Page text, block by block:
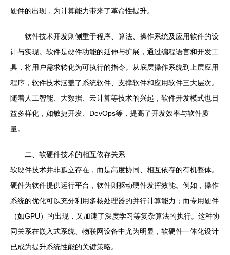
硬件的出现，为计算能力带来了革命性提升。
软件技术开发则侧重于程序、算法、操作系统及应用软件的设
计与实现。软件是硬件功能的延伸与扩展，通过编程语言和开发工
具，将用户需求转化为可执行的指令。从底层操作系统到上层应用
程序，软件技术涵盖了系统软件、支撑软件和应用软件三大层次。
随着人工智能、大数据、云计算等技术的兴起，软件开发模式也日
益多样化，如敏捷开发、DevOps等，提高了开发效率与软件质
量。
二、软硬件技术的相互依存关系
软硬件技术并非孤立存在，而是高度协同、相互依存的有机整体。
硬件为软件提供运行平台，软件则驱动硬件发挥效能。例如，操作
系统的优化可以充分利用多核处理器的并行计算能力；而专用硬件
（如GPU）的出现，又加速了深度学习等复杂算法的执行。这种协
同关系在嵌入式系统、物联网设备中尤为明显，软硬件一体化设计
已成为提升系统性能的关键策略。